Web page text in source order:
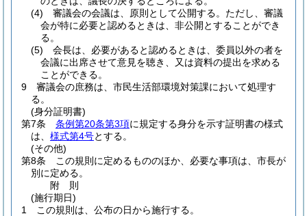
(4)
審議会の会議は、原則として公開する。 ただし、審議
会が特に必要と認めるときは、非公開とすることができ
る。
(5)
会長は、必要があると認めるときは、委員以外の者を
会議に出席させて意見を聴き、又は資料の提出を求める
ことができる。
9
審議会の庶務は、市民生活部環境対策課において処理す
る。
(身分証明書)
第7条
条例第20条第3項に規定する身分を示す証明書の様式
は、 様式第4号とする。
(その他)
第8条
この規則に定めるもののほか、必要な事項は、市長が
別に定める。
附 則
(施行期日)
1
この規則は、公布の日から施行する。